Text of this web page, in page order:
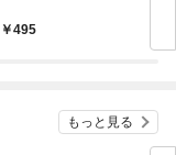
495
もっと見る